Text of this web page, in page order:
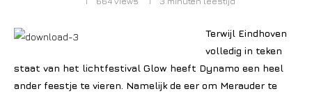
Terwijl Eindhoven
volledig in teken
staat van het lichtfestival Glow heeft Dynamo een heel
ander feestje te vieren. Namelijk de eer om Merauder te